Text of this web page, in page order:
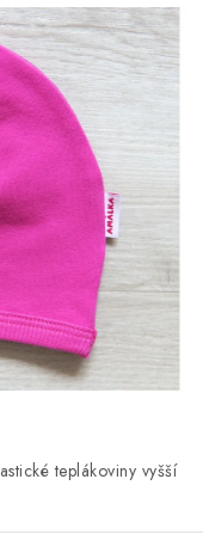
teplákoviny vyšší